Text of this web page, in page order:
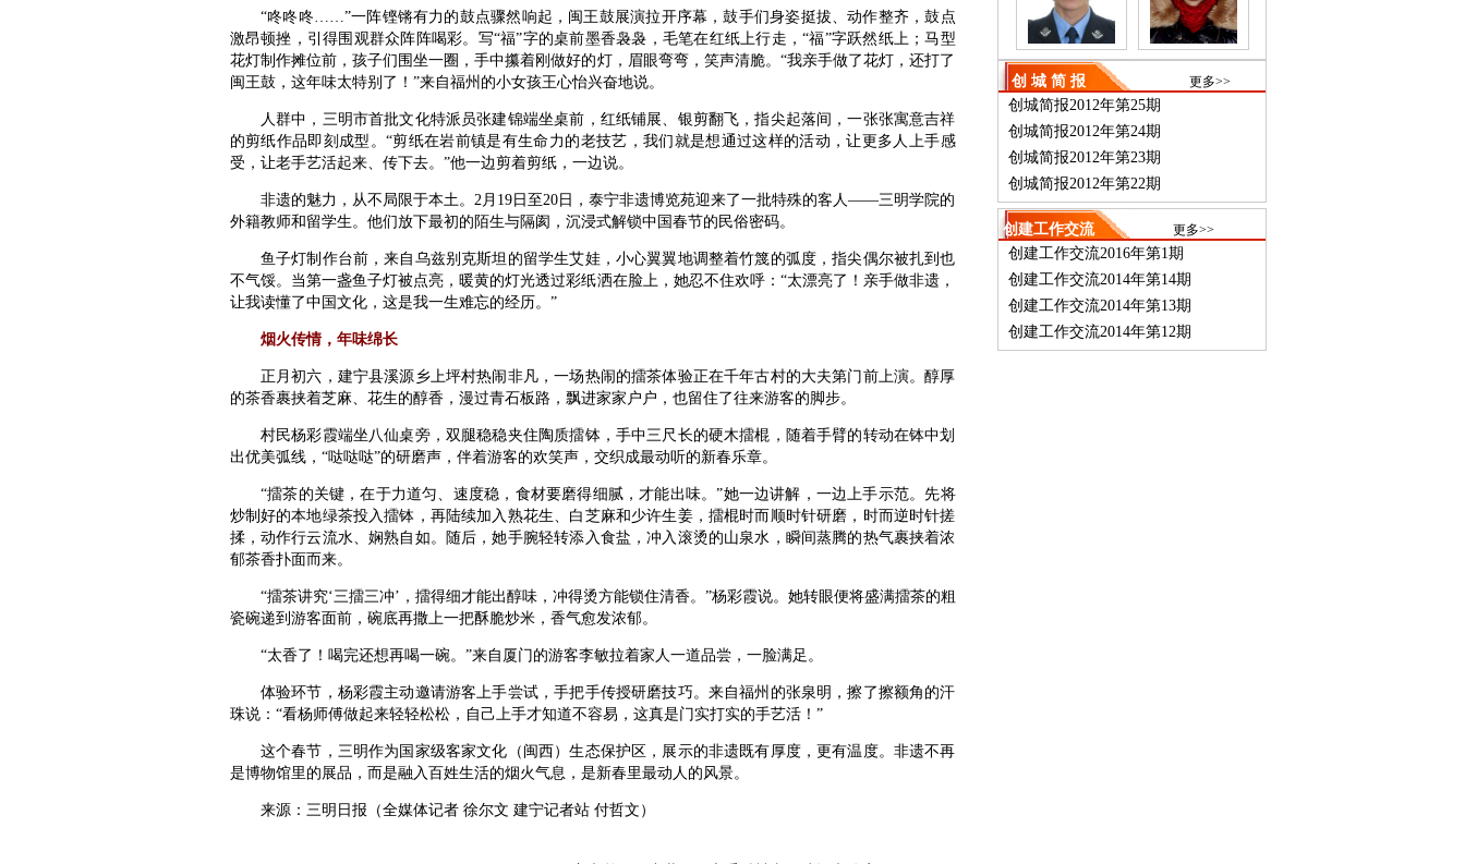
“咚咚咚……”一阵铿锵有力的鼓点骤然响起，闽王鼓展演拉开序幕，鼓手们身姿挺拔、动作整齐，鼓点
激昂顿挫，引得围观群众阵阵喝彩。写“福”字的桌前墨香袅袅，毛笔在红纸上行走，“福”字跃然纸上；马型
花灯制作摊位前，孩子们围坐一圈，手中攥着刚做好的灯，眉眼弯弯，笑声清脆。“我亲手做了花灯，还打了
闽王鼓，这年味太特别了！”来自福州的小女孩王心怡兴奋地说。
人群中，三明市首批文化特派员张建锦端坐桌前，红纸铺展、银剪翻飞，指尖起落间，一张张寓意吉祥
的剪纸作品即刻成型。“剪纸在岩前镇是有生命力的老技艺，我们就是想通过这样的活动，让更多人上手感
受，让老手艺活起来、传下去。”他一边剪着剪纸，一边说。
非遗的魅力，从不局限于本土。2月19日至20日，泰宁非遗博览苑迎来了一批特殊的客人——三明学院的
外籍教师和留学生。他们放下最初的陌生与隔阂，沉浸式解锁中国春节的民俗密码。
鱼子灯制作台前，来自乌兹别克斯坦的留学生艾娃，小心翼翼地调整着竹篾的弧度，指尖偶尔被扎到也
不气馁。当第一盏鱼子灯被点亮，暖黄的灯光透过彩纸洒在脸上，她忍不住欢呼：“太漂亮了！亲手做非遗，
让我读懂了中国文化，这是我一生难忘的经历。”
烟火传情，年味绵长
正月初六，建宁县溪源乡上坪村热闹非凡，一场热闹的擂茶体验正在千年古村的大夫第门前上演。醇厚
的茶香裹挟着芝麻、花生的醇香，漫过青石板路，飘进家家户户，也留住了往来游客的脚步。
村民杨彩霞端坐八仙桌旁，双腿稳稳夹住陶质擂钵，手中三尺长的硬木擂棍，随着手臂的转动在钵中划
出优美弧线，“哒哒哒”的研磨声，伴着游客的欢笑声，交织成最动听的新春乐章。
“擂茶的关键，在于力道匀、速度稳，食材要磨得细腻，才能出味。”她一边讲解，一边上手示范。先将
炒制好的本地绿茶投入擂钵，再陆续加入熟花生、白芝麻和少许生姜，擂棍时而顺时针研磨，时而逆时针搓
揉，动作行云流水、娴熟自如。随后，她手腕轻转添入食盐，冲入滚烫的山泉水，瞬间蒸腾的热气裹挟着浓
郁茶香扑面而来。
“擂茶讲究‘三擂三冲’，擂得细才能出醇味，冲得烫方能锁住清香。”杨彩霞说。她转眼便将盛满擂茶的粗
瓷碗递到游客面前，碗底再撒上一把酥脆炒米，香气愈发浓郁。
“太香了！喝完还想再喝一碗。”来自厦门的游客李敏拉着家人一道品尝，一脸满足。
体验环节，杨彩霞主动邀请游客上手尝试，手把手传授研磨技巧。来自福州的张泉明，擦了擦额角的汗
珠说：“看杨师傅做起来轻轻松松，自己上手才知道不容易，这真是门实打实的手艺活！”
这个春节，三明作为国家级客家文化（闽西）生态保护区，展示的非遗既有厚度，更有温度。非遗不再
是博物馆里的展品，而是融入百姓生活的烟火气息，是新春里最动人的风景。
来源：三明日报（全媒体记者 徐尔文 建宁记者站 付哲文）
创 城 简 报 更多>>
创城简报2012年第25期
创城简报2012年第24期
创城简报2012年第23期
创城简报2012年第22期
创建工作交流 更多>>
创建工作交流2016年第1期
创建工作交流2014年第14期
创建工作交流2014年第13期
创建工作交流2014年第12期